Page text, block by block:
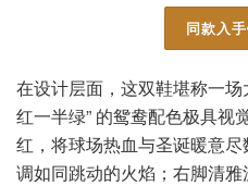
同款入
在设计层面，这双鞋堪称一
红一半绿” 的鸳鸯配色极具视
红，将球场热血与圣诞暖意
调如同跳动的火焰；右脚清